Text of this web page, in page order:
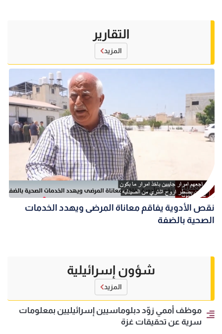
التقارير
المزيد
نقص الأدوية يفاقم معاناة المرضى ويهدد الخدمات
الصحية بالضفة
شؤون إسرائيلية
المزيد
موظف أممي زوّد دبلوماسيين إسرائيليين بمعلومات
سرية عن تحقيقات غزة